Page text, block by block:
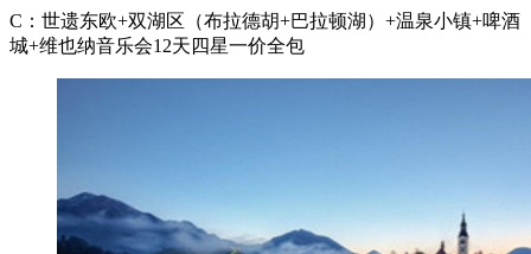
C：世遗东欧+双湖区（布拉德胡+巴拉顿湖）+温泉小镇+啤酒
城+维也纳音乐会12天四星一价全包